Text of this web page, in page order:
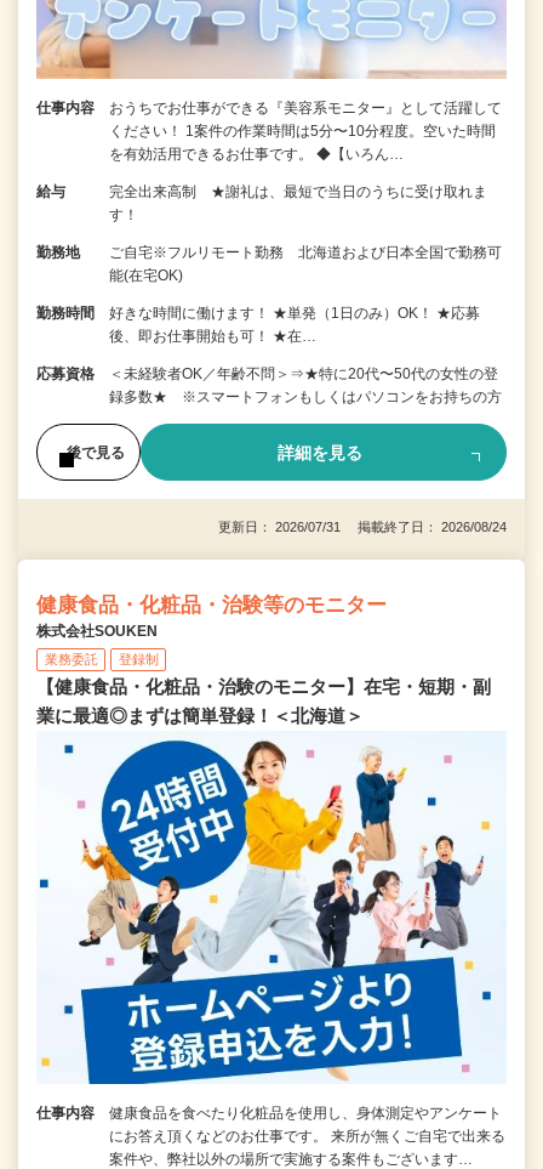
仕事内容
おうちでお仕事ができる『美容系モニター』として活躍して
ください！ 1案件の作業時間は5分〜10分程度。空いた時間
を有効活用できるお仕事です。 ◆【いろん…
給与
完全出来高制 ★謝礼は、最短で当日のうちに受け取れま
す！
勤務地
ご自宅※フルリモート勤務 北海道および日本全国で勤務可
能(在宅OK)
勤務時間
好きな時間に働けます！ ★単発（1日のみ）OK！ ★応募
後、即お仕事開始も可！ ★在…
応募資格
＜未経験者OK／年齢不問＞⇒★特に20代〜50代の女性の登
録多数★ ※スマートフォンもしくはパソコンをお持ちの方
後で見る 詳細を見る
更新日： 2026/07/31 掲載終了日： 2026/08/24
健康食品・化粧品・治験等のモニター
株式会社SOUKEN
業務委託 登録制
【健康食品・化粧品・治験のモニター】在宅・短期・副
業に最適◎まずは簡単登録！＜北海道＞
仕事内容
健康食品を食べたり化粧品を使用し、身体測定やアンケート
にお答え頂くなどのお仕事です。 来所が無くご自宅で出来る
案件や、弊社以外の場所で実施する案件もございます…